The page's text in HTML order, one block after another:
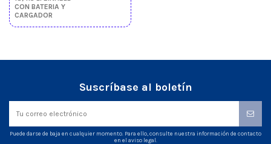
CON BATERIA Y
CARGADOR
Suscríbase al boletín
Puede darse de baja en cualquier momento. Para ello, consulte nuestra información de contacto
en el aviso legal.